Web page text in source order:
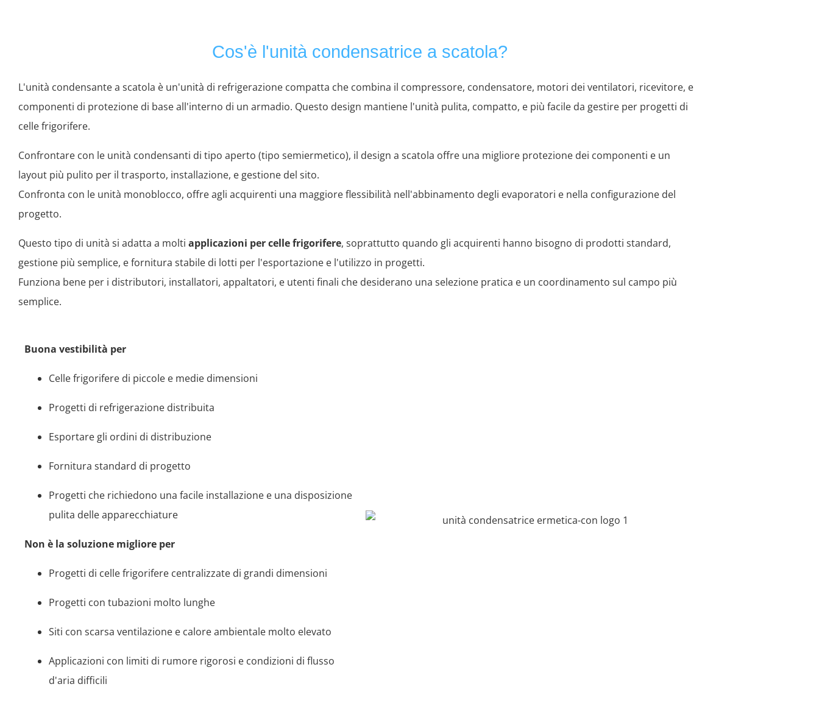
Cos'è l'unità condensatrice a scatola?
L'unità condensante a scatola è un'unità di refrigerazione compatta che combina il compressore, condensatore, motori dei ventilatori, ricevitore, e
componenti di protezione di base all'interno di un armadio. Questo design mantiene l'unità pulita, compatto, e più facile da gestire per progetti di
celle frigorifere.
Confrontare con le unità condensanti di tipo aperto (tipo semiermetico), il design a scatola offre una migliore protezione dei componenti e un
layout più pulito per il trasporto, installazione, e gestione del sito.
Confronta con le unità monoblocco, offre agli acquirenti una maggiore flessibilità nell'abbinamento degli evaporatori e nella configurazione del
progetto.
Questo tipo di unità si adatta a molti applicazioni per celle frigorifere, soprattutto quando gli acquirenti hanno bisogno di prodotti standard,
gestione più semplice, e fornitura stabile di lotti per l'esportazione e l'utilizzo in progetti.
Funziona bene per i distributori, installatori, appaltatori, e utenti finali che desiderano una selezione pratica e un coordinamento sul campo più
semplice.
Buona vestibilità per
Celle frigorifere di piccole e medie dimensioni
Progetti di refrigerazione distribuita
Esportare gli ordini di distribuzione
Fornitura standard di progetto
Progetti che richiedono una facile installazione e una disposizione
pulita delle apparecchiature
Non è la soluzione migliore per
Progetti di celle frigorifere centralizzate di grandi dimensioni
Progetti con tubazioni molto lunghe
Siti con scarsa ventilazione e calore ambientale molto elevato
Applicazioni con limiti di rumore rigorosi e condizioni di flusso
d'aria difficili